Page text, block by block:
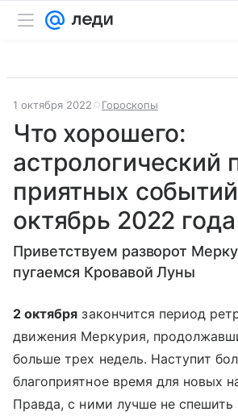
1 октября 2022 Гороскопы
Что хорошего:
астрологический
приятных
октябрь 2022 года
Приветствуем разворот
пугаемся Кровавой Луны
2 октября закончится период
движения Меркурия,
больше трех недель. Наступит
благоприятное время для новых
Правда, с ними лучше не спешить